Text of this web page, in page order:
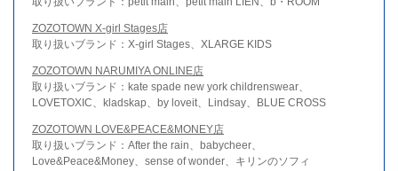
ZOZOTOWN X-girl Stages店
取り扱いブランド：X-girl Stages、XLARGE KIDS
ZOZOTOWN NARUMIYA ONLINE店
取り扱いブランド：kate spade new york childrenswear、
LOVETOXIC、kladskap、by loveit、Lindsay、BLUE CROSS
ZOZOTOWN LOVE&PEACE&MONEY店
取り扱いブランド：After the rain、babycheer、
Love&Peace&Money、sense of wonder、キリンのソフィ